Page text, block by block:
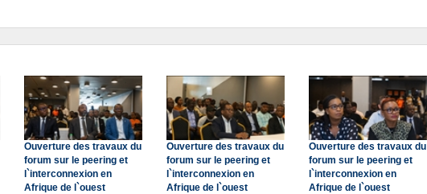
Ouverture des travaux du
forum sur le peering et
l`interconnexion en
Afrique de l`ouest
Ouverture des travaux du
forum sur le peering et
l`interconnexion en
Afrique de l`ouest
Ouverture des travaux du
forum sur le peering et
l`interconnexion en
Afrique de l`ouest